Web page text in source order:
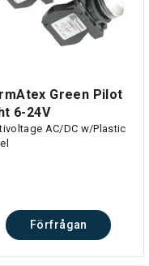
Green Pilot
6-24V
AC/DC w/Plastic
Förfrågan